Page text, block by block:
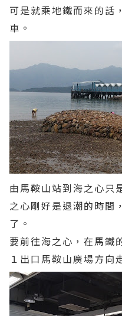
可是就乘地鐵而來的話
車。
由馬鞍山站到海之心只
之心剛好是退潮的時間
了。
要前往海之心，在馬鐵
１出口馬鞍山廣場方向